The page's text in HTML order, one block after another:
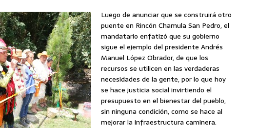
Luego de anunciar que se construirá otro
puente en Rincón Chamula San Pedro, el
mandatario enfatizó que su gobierno
sigue el ejemplo del presidente Andrés
Manuel López Obrador, de que los
recursos se utilicen en las verdaderas
necesidades de la gente, por lo que hoy
se hace justicia social invirtiendo el
presupuesto en el bienestar del pueblo,
sin ninguna condición, como se hace al
mejorar la infraestructura caminera.